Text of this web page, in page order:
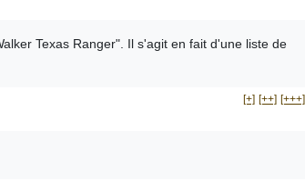
Texas Ranger". Il s'agit en fait d'une liste de
[+] [++] [+++]